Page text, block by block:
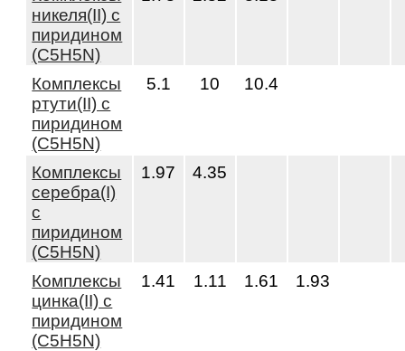
никеля(II) с
пиридином
(C5H5N)
Комплексы
ртути(II) с
пиридином
(C5H5N)
5.1 10 10.4
Комплексы
серебра(I)
с
пиридином
(C5H5N)
1.97 4.35
Комплексы
цинка(II) с
пиридином
(C5H5N)
1.41 1.11 1.61 1.93